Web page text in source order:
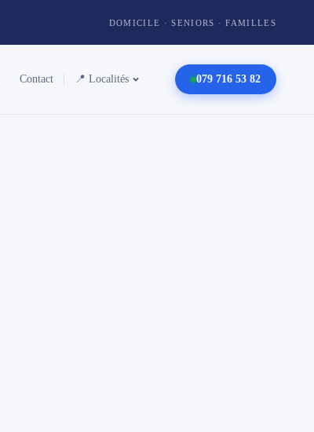
DOMICILE · SENIORS · FAMILLES
Contact 📍 Localités 079 716 53 82